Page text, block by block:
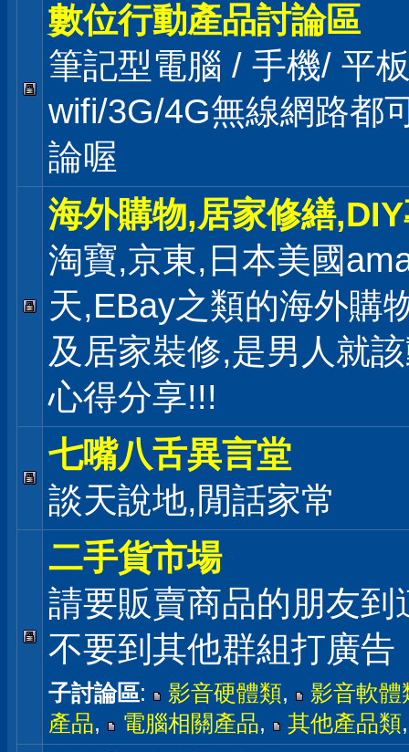
數位行動產品討論區
筆記型電腦 / 手機/ 平
wifi/3G/4G無線網路都
論喔
海外購物,居家修繕
淘寶,京東,日本美國
天,EBay之類的海外購
及居家裝修,是男人就
心得分享!!!
七嘴八舌異言堂
談天說地,閒話家常
二手貨市場
請要販賣商品的朋友到
不要到其他群組打廣告
子討論區: 影音硬體類,
影音軟體
產品, 電腦相關產品, 其他產品類